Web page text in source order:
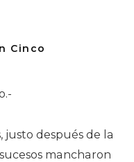
Cinco
justo después de la
mancharon